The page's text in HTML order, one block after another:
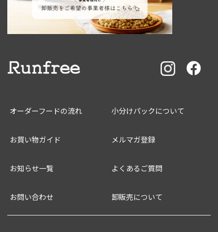
オーダーフードの流れ 小分けパックについて
お買い物ガイド メルマガ登録
お知らせ一覧 よくあるご質問
お問い合わせ 卸販売について